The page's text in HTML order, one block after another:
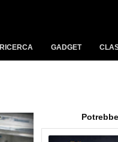
RICERCA GADGET